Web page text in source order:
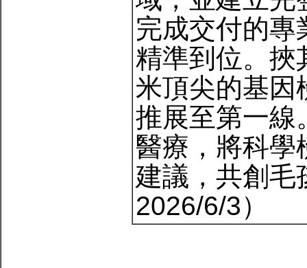
完成交付的專
精準到位。挾
米頂尖的基因
推展至第一線
醫療，將科學
建議，共創毛
2026/6/3）